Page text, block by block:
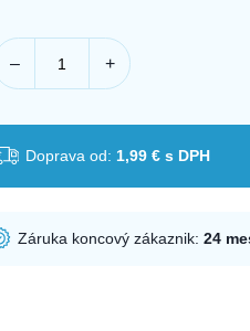
– +
Doprava od: 1,99 € s DPH
Záruka koncový zákaznik:24